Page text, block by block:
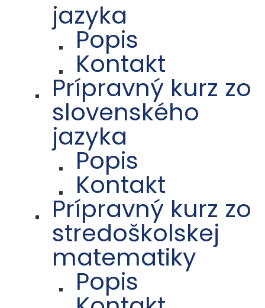
jazyka
Popis
Kontakt
Prípravný kurz zo
slovenského
jazyka
Popis
Kontakt
Prípravný kurz zo
stredoškolskej
matematiky
Popis